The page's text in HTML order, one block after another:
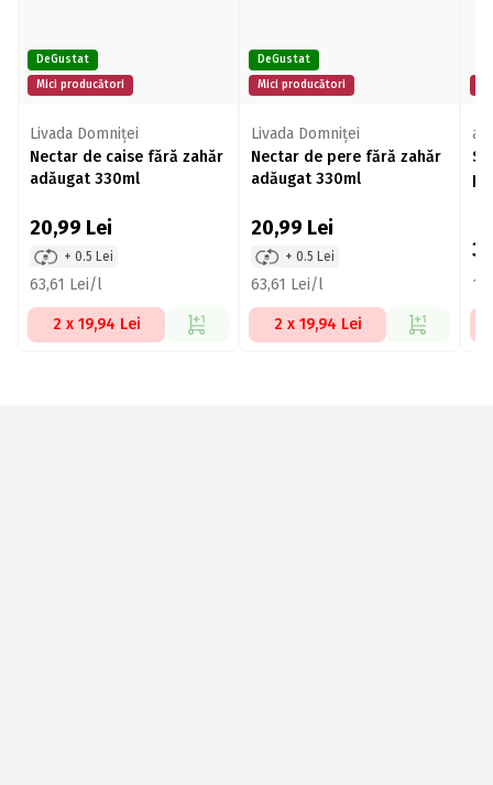
DeGustat
Mici producători
Livada Domniței
Nectar de caise fără zahăr
adăugat 330ml
20,99 Lei
+ 0.5 Lei
63,61 Lei/l
2 x 19,94 Lei
DeGustat
Mici producători
Livada Domniței
Nectar de pere fără zahăr
adăugat 330ml
20,99 Lei
+ 0.5 Lei
63,61 Lei/l
2 x 19,94 Lei